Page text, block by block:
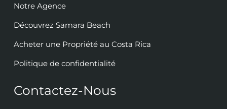
Notre Agence
Découvrez Samara Beach
Acheter une Propriété au Costa Rica
Politique de confidentialité
Contactez-Nous